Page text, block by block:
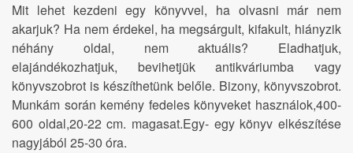
Mit lehet kezdeni egy könyvvel, ha olvasni már nem
akarjuk? Ha nem érdekel, ha megsárgult, kifakult, hiányzik
néhány oldal, nem aktuális? Eladhatjuk,
elajándékozhatjuk, bevihetjük antikváriumba vagy
könyvszobrot is készíthetünk belőle. Bizony, könyvszobrot.
Munkám során kemény fedeles könyveket használok,400-
600 oldal,20-22 cm. magasat.Egy- egy könyv elkészítése
nagyjából 25-30 óra.